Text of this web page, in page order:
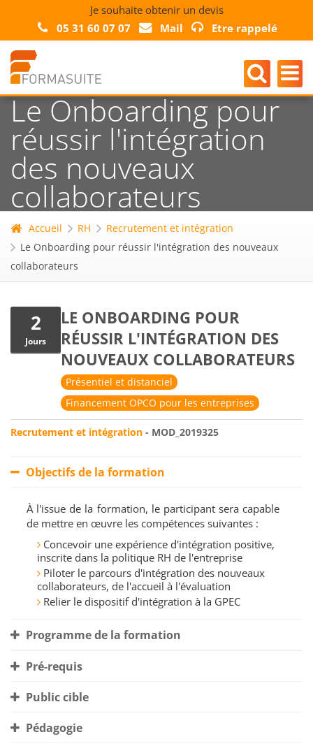
Je souhaite obtenir un devis
05 31 60 07 07
Mail Etre rappelé
Le Onboarding pour
réussir l'intégration
des nouveaux
collaborateurs
Accueil RH
Recrutement et intégration
Le Onboarding pour réussir l'intégration des nouveaux
collaborateurs
2
Jours
LE ONBOARDING POUR
RÉUSSIR L'INTÉGRATION DES
NOUVEAUX COLLABORATEURS
Présentiel et distanciel
Financement OPCO pour les entreprises
Recrutement et intégration - MOD_2019325
Objectifs de la formation
À l'issue de la formation, le participant sera capable
de mettre en œuvre les compétences suivantes :
Concevoir une expérience d'intégration positive,
inscrite dans la politique RH de l'entreprise
Piloter le parcours d'intégration des nouveaux
collaborateurs, de l'accueil à l'évaluation
Relier le dispositif d'intégration à la GPEC
Programme de la formation
Pré-requis
Public cible
Pédagogie